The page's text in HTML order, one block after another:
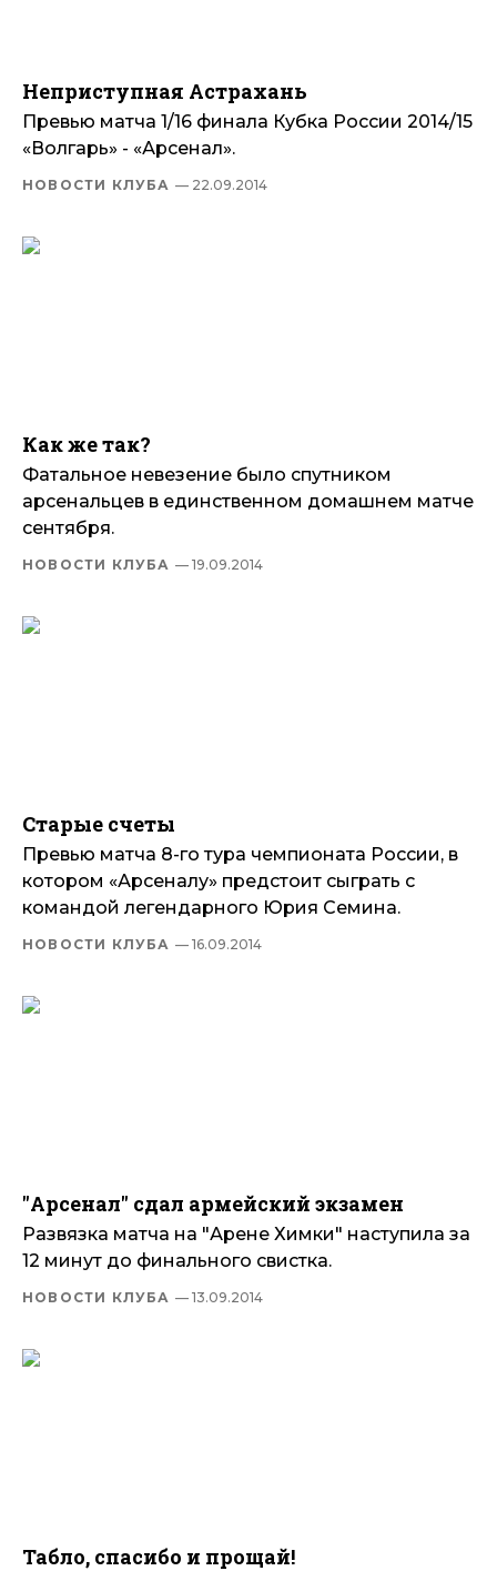
Неприступная Астрахань
Превью матча 1/16 финала Кубка России 2014/15
«Волгарь» - «Арсенал».
НОВОСТИ КЛУБА — 22.09.2014
Как же так?
Фатальное невезение было спутником
арсенальцев в единственном домашнем матче
сентября.
НОВОСТИ КЛУБА — 19.09.2014
Старые счеты
Превью матча 8-го тура чемпионата России, в
котором «Арсеналу» предстоит сыграть с
командой легендарного Юрия Семина.
НОВОСТИ КЛУБА — 16.09.2014
"Арсенал" сдал армейский экзамен
Развязка матча на "Арене Химки" наступила за
12 минут до финального свистка.
НОВОСТИ КЛУБА — 13.09.2014
Табло, спасибо и прощай!